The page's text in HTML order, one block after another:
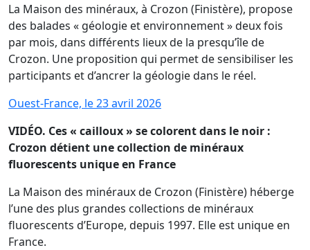
La Maison des minéraux, à Crozon (Finistère), propose
des balades « géologie et environnement » deux fois
par mois, dans différents lieux de la presqu’île de
Crozon. Une proposition qui permet de sensibiliser les
participants et d’ancrer la géologie dans le réel.
Ouest-France, le 23 avril 2026
VIDÉO. Ces « cailloux » se colorent dans le noir :
Crozon détient une collection de minéraux
fluorescents unique en France
La Maison des minéraux de Crozon (Finistère) héberge
l’une des plus grandes collections de minéraux
fluorescents d’Europe, depuis 1997. Elle est unique en
France.